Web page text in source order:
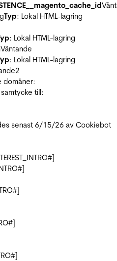
Typ: Lokal HTML-lagring
: Lokal HTML-lagring
Väntande
: Lokal HTML-lagring
2
domäner:
till:
senast 6/15/26 av Cookiebot